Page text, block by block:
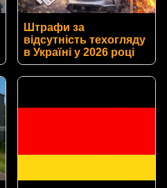
Штрафи за
відсутність техогляду
в Україні у 2026 році